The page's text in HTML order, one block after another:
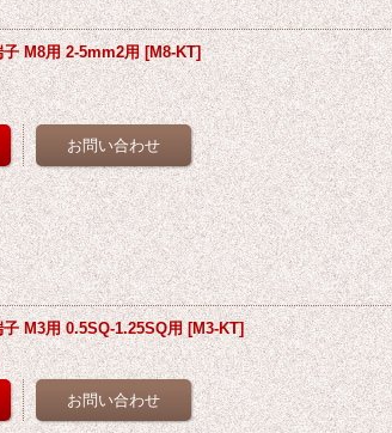
M8用 2-5mm2用 [M8-KT]
M3用 0.5SQ-1.25SQ用 [M3-KT]